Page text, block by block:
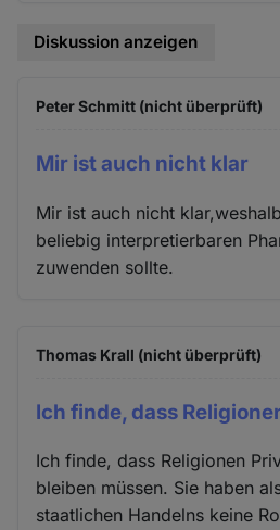
Diskussion anzeigen
Peter Schmitt (nicht überprüft)
Mir ist auch nicht klar
Mir ist auch nicht
beliebig interpretierbaren
zuwenden sollte.
Thomas Krall (nicht überprüft)
Ich finde, dass
Ich finde, dass Religionen
bleiben müssen. Sie haben
staatlichen Handelns keine